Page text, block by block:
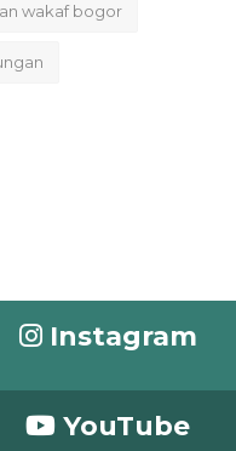
wakaf bogor
Instagram
YouTube